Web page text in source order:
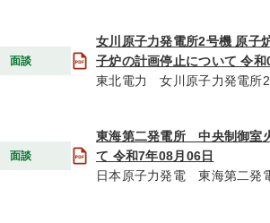
面談
女川原子力発電所2号機 原子
子炉の計画停止について 令和
東北電力 女川原子力発電所
面談
東海第二発電所 中央制御室
て 令和7年08月06日
日本原子力発電 東海第二発